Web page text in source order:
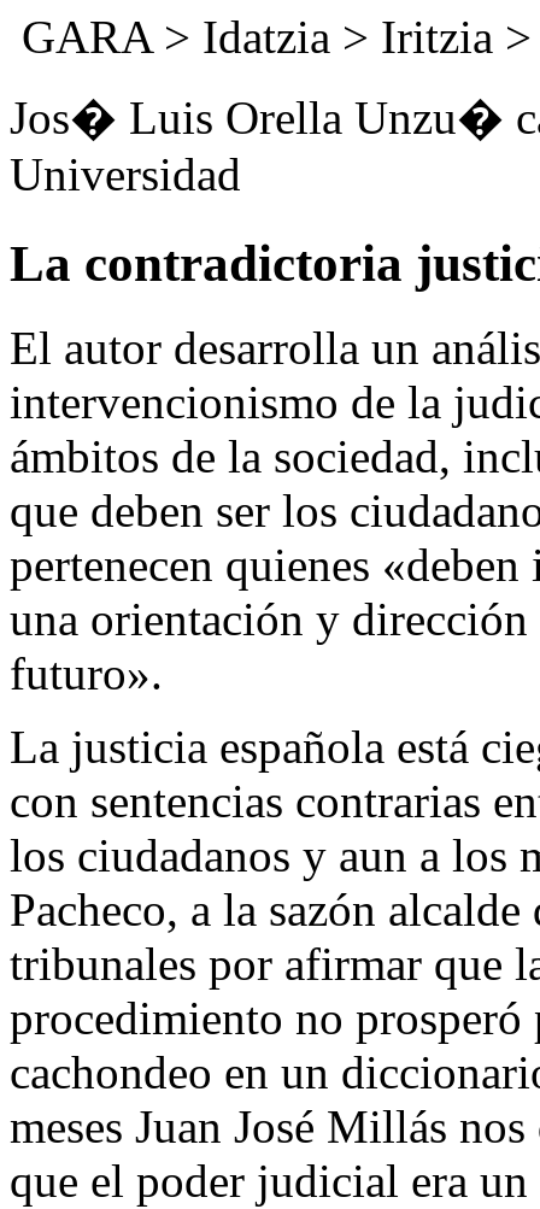
GARA> Idatzia > Iritzia
Jos� Luis Orella Unzu�
Universidad
La contradictoria
El autor desarrolla un
intervencionismo de la
ámbitos de la sociedad,
que deben ser los
pertenecen quienes
una orientación y
futuro».
La justicia española está
con sentencias contrarias
los ciudadanos y aun a los
Pacheco, a la sazón
tribunales por afirmar que
procedimiento no prosperó
cachondeo en un
meses Juan José Millás
que el poder judicial era